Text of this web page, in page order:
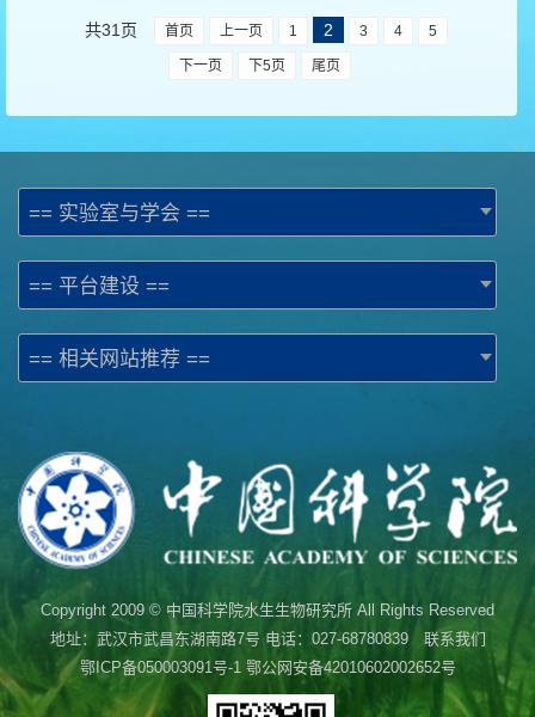
共31页 首页 上一页 1 2 3 4 5
下一页 下5页 尾页
== 实验室与学会 ==
== 平台建设 ==
== 相关网站推荐 ==
Copyright 2009 © 中国科学院水生生物研究所 All Rights Reserved
地址：武汉市武昌东湖南路7号 电话：027-68780839 联系我们
鄂ICP备050003091号-1鄂公网安备42010602002652号